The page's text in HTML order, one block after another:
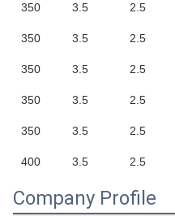
350 3.5 2.5
350 3.5 2.5
350 3.5 2.5
350 3.5 2.5
350 3.5 2.5
400 3.5 2.5
Company Profile